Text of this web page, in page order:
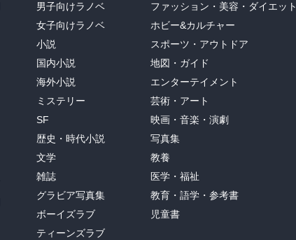
男子向けラノベ
女子向けラノベ
小説
国内小説
海外小説
ミステリー
SF
歴史・時代小説
文学
雑誌
グラビア写真集
ボーイズラブ
ティーンズラブ
ファッション・美容・ダイエット
ホビー&カルチャー
スポーツ・アウトドア
地図・ガイド
エンターテイメント
芸術・アート
映画・音楽・演劇
写真集
教養
医学・福祉
教育・語学・参考書
児童書